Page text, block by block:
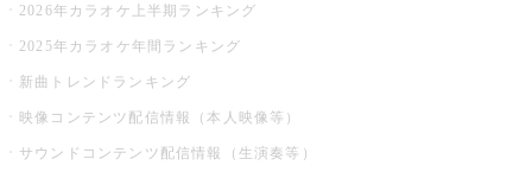
2026年カラオケ上半期ランキング
2025年カラオケ年間ランキング
新曲トレンドランキング
映像コンテンツ配信情報（本人映像等）
サウンドコンテンツ配信情報（生演奏等）